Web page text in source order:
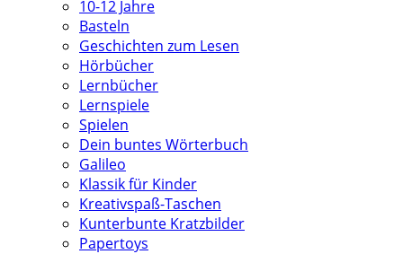
10-12 Jahre
Basteln
Geschichten zum Lesen
Hörbücher
Lernbücher
Lernspiele
Spielen
Dein buntes Wörterbuch
Galileo
Klassik für Kinder
Kreativspaß-Taschen
Kunterbunte Kratzbilder
Papertoys